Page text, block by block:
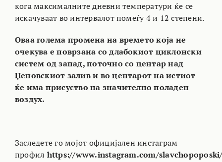
кога максималните дневни температури ќе се
искачуваат во интервалот помеѓу 4 и 12 степени.
Оваа голема промена на времето која не
очекува е поврзана со длабокиот циклонски
систем од запад, поточно со центар над
Џеновскиот залив и во центарот на истиот
ќе има присуство на значително поладен
воздух.
Заследете го мојот официјален инстаграм
профил https://www.instagram.com/